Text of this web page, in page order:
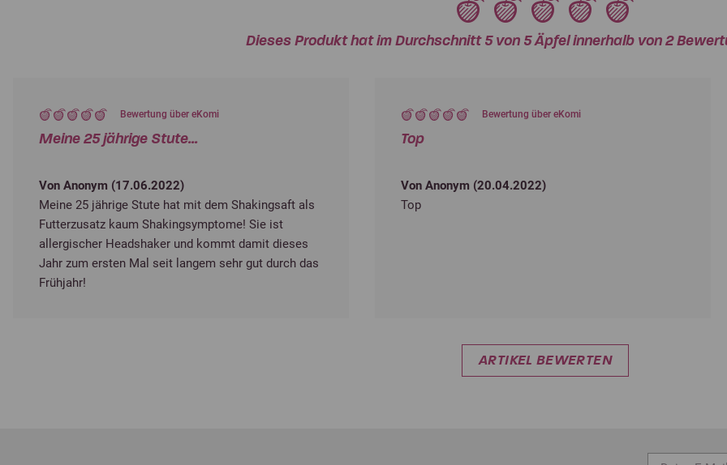
Dieses Produkt hat im Durchschnitt 5 von 5 Äpfel innerhalb von 2
Bewertung über eKomi
Meine 25 jährige Stute...
Von Anonym (17.06.2022)
Meine 25 jährige Stute hat mit dem Shakingsaft als
Futterzusatz kaum Shakingsymptome! Sie ist
allergischer Headshaker und kommt damit dieses
Jahr zum ersten Mal seit langem sehr gut durch das
Frühjahr!
Bewertung über eKomi
Top
Von Anonym (20.04.2022)
Top
ARTIKEL BEWERTEN